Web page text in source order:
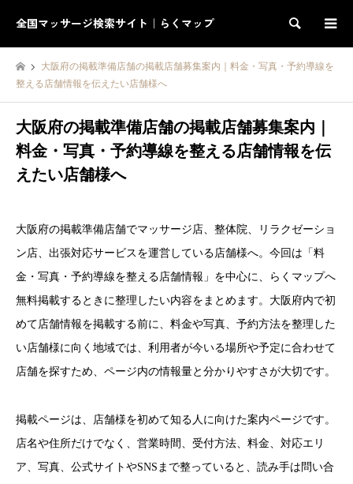
全国マッサージ検索サイト｜らくマップ 検索
大阪府の掲載準備店舗の掲載店舗募集案内｜料金・写真・予約導線を
整える店舗情報を伝えたい店舗様へ
大阪府の掲載準備店舗の掲載店舗募集案内｜
料金・写真・予約導線を整える店舗情報を伝
えたい店舗様へ
大阪府の掲載準備店舗でマッサージ店、整体院、リラクゼーショ
ン店、出張対応サービスを運営している店舗様へ。今回は「料
金・写真・予約導線を整える店舗情報」を中心に、らくマップへ
無料掲載するときに整理したい内容をまとめます。大阪府内で初
めて店舗情報を掲載する前に、料金や写真、予約方法を整理した
い店舗様に向く地域では、利用者が今いる場所や予定に合わせて
店舗を探すため、ページ内の情報量と分かりやすさが大切です。
掲載ページは、店舗様を初めて知る人に向けた案内ページです。
店名や住所だけでなく、営業時間、受付方法、料金、対応エリ
ア、写真、公式サイトやSNSまで整っていると、読み手は問い合